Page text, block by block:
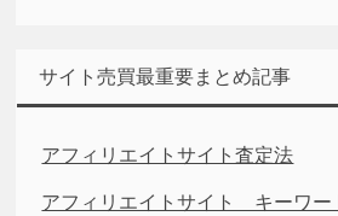
サイト売買最重要まとめ記事
アフィリエイトサイト査定法
アフィリエイトサイト キーワー